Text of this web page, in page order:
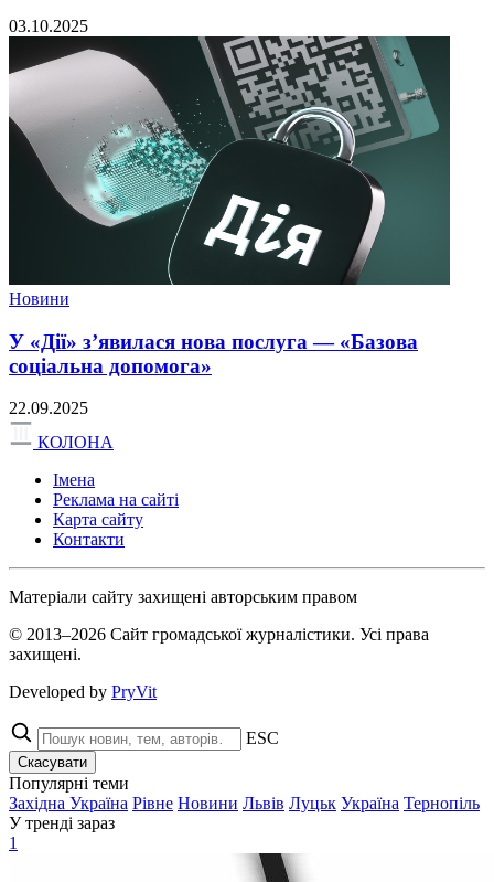
03.10.2025
Новини
У «Дії» з’явилася нова послуга — «Базова
соціальна допомога»
22.09.2025
КОЛОНА
Імена
Реклама на сайті
Карта сайту
Контакти
Матеріали сайту захищені авторським правом
© 2013–2026 Сайт громадської журналістики. Усі права
захищені.
Developed by PryVit
ESC
Скасувати
Популярні теми
Західна Україна Рівне Новини Львів Луцьк Україна Тернопіль
У тренді зараз
1